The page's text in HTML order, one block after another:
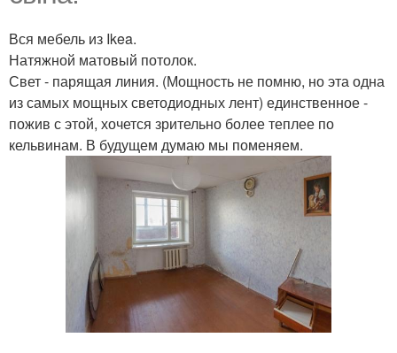
Вся мебель из Ikea.
Натяжной матовый потолок.
Свет - парящая линия. (Мощность не помню, но эта одна
из самых мощных светодиодных лент) единственное -
пожив с этой, хочется зрительно более теплее по
кельвинам. В будущем думаю мы поменяем.